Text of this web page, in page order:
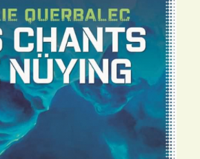
McDowell